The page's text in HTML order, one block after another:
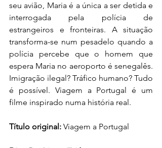
seu avião, Maria é a única a ser detida e
interrogada pela polícia de
estrangeiros e fronteiras. A situação
transforma-se num pesadelo quando a
polícia percebe que o homem que
espera Maria no aeroporto é senegalês.
Imigração ilegal? Tráfico humano? Tudo
é possível. Viagem a Portugal é um
filme inspirado numa história real.
Título original: Viagem a Portugal